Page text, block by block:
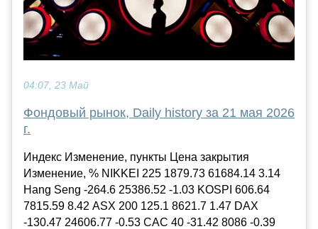
04:07, 23 Май
Фондовый рынок, Daily history за 21 мая 2026
г.
Индекс Изменение, пункты Цена закрытия
Изменение, % NIKKEI 225 1879.73 61684.14 3.14
Hang Seng -264.6 25386.52 -1.03 KOSPI 606.64
7815.59 8.42 ASX 200 125.1 8621.7 1.47 DAX
-130.47 24606.77 -0.53 CAC 40 -31.42 8086 -0.39